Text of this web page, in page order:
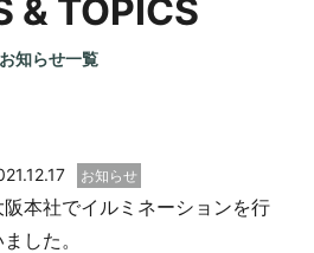
& TOPICS
お知らせ一覧
お知らせ
阪本社でイルミネーションを行
した。